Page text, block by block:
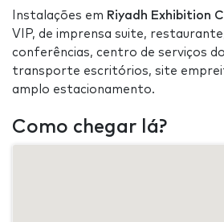
Instalações em Riyadh Exhibition
VIP, de imprensa suite,
conferências, centro de serviços
transporte escritórios, site
amplo estacionamento.
Como chegar lá?